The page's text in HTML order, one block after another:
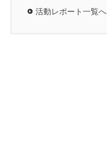
活動レポート一覧へ